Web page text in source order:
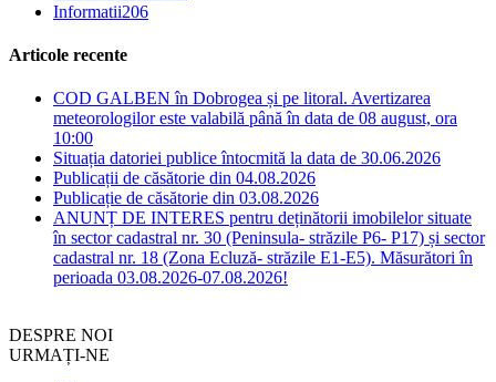
Informatii206
Articole recente
COD GALBEN în Dobrogea și pe litoral. Avertizarea
meteorologilor este valabilă până în data de 08 august, ora
10:00
Situația datoriei publice întocmită la data de 30.06.2026
Publicații de căsătorie din 04.08.2026
Publicație de căsătorie din 03.08.2026
ANUNȚ DE INTERES pentru deținătorii imobilelor situate
în sector cadastral nr. 30 (Peninsula- străzile P6- P17) și sector
cadastral nr. 18 (Zona Ecluză- străzile E1-E5). Măsurători în
perioada 03.08.2026-07.08.2026!
DESPRE NOI
URMAȚI-NE